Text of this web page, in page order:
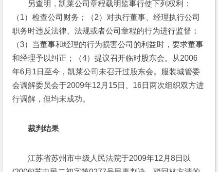
另查明，凯莱公司章程载明监事行使下列权利：
（1）检查公司财务；（2）对执行董事、经理执行公司
职务时违反法律、法规或者公司章程的行为进行监督；
（3）当董事和经理的行为损害公司的利益时，要求董事
和经理予以纠正；（4）提议召开临时股东会。从2006
年6月1日至今，凯莱公司未召开过股东会。服装城管委
会调解委员会于2009年12月15日、16日两次组织双方进
行调解，但均未成功。
裁判结果
江苏省苏州市中级人民法院于2009年12月8日以